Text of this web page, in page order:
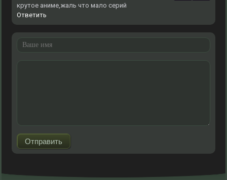
крутое аниме,жаль что мало серий
Ответить